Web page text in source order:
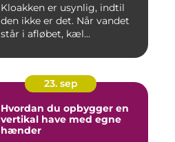
Kloakken er usynlig, indtil
den ikke er det. Når vandet
står i afløbet, kæl...
23. sep
Hvordan du opbygger en
vertikal have med egne
hænder